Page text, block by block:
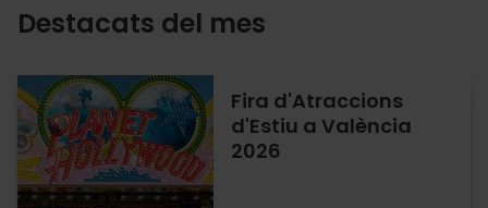
Destacats del mes
Fira d'Atraccions
d'Estiu a València
2026